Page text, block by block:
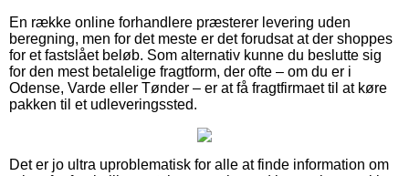
En række online forhandlere præsterer levering uden
beregning, men for det meste er det forudsat at der shoppes
for et fastslået beløb. Som alternativ kunne du beslutte sig
for den mest betalelige fragtform, der ofte – om du er i
Odense, Varde eller Tønder – er at få fragtfirmaet til at køre
pakken til et udleveringssted.
Det er jo ultra uproblematisk for alle at finde information om